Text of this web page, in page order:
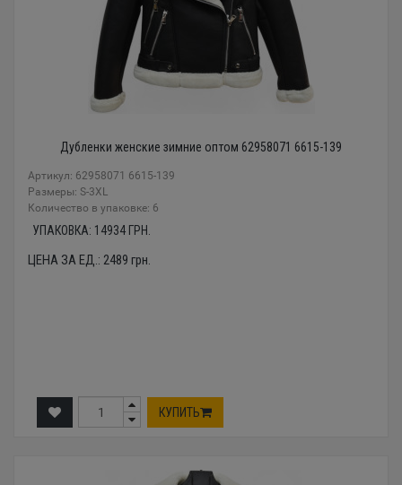
Дубленки женские зимние оптом 62958071 6615-139
Артикул: 62958071 6615-139
Размеры: S-3XL
Количество в упаковке: 6
УПАКОВКА: 14934 ГРН.
ЦЕНА ЗА ЕД.: 2489 грн.
КУПИТЬ